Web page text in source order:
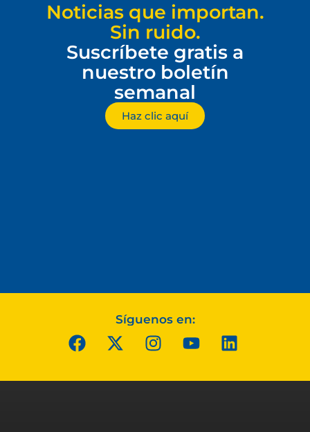
Noticias que importan.
Sin ruido.
Suscríbete gratis a
nuestro boletín
semanal
Haz clic aquí
Síguenos en: